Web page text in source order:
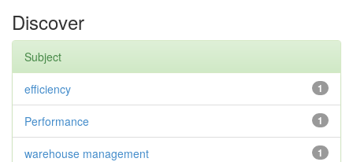
Discover
Subject
1
efficiency
1
Performance
1
warehouse management